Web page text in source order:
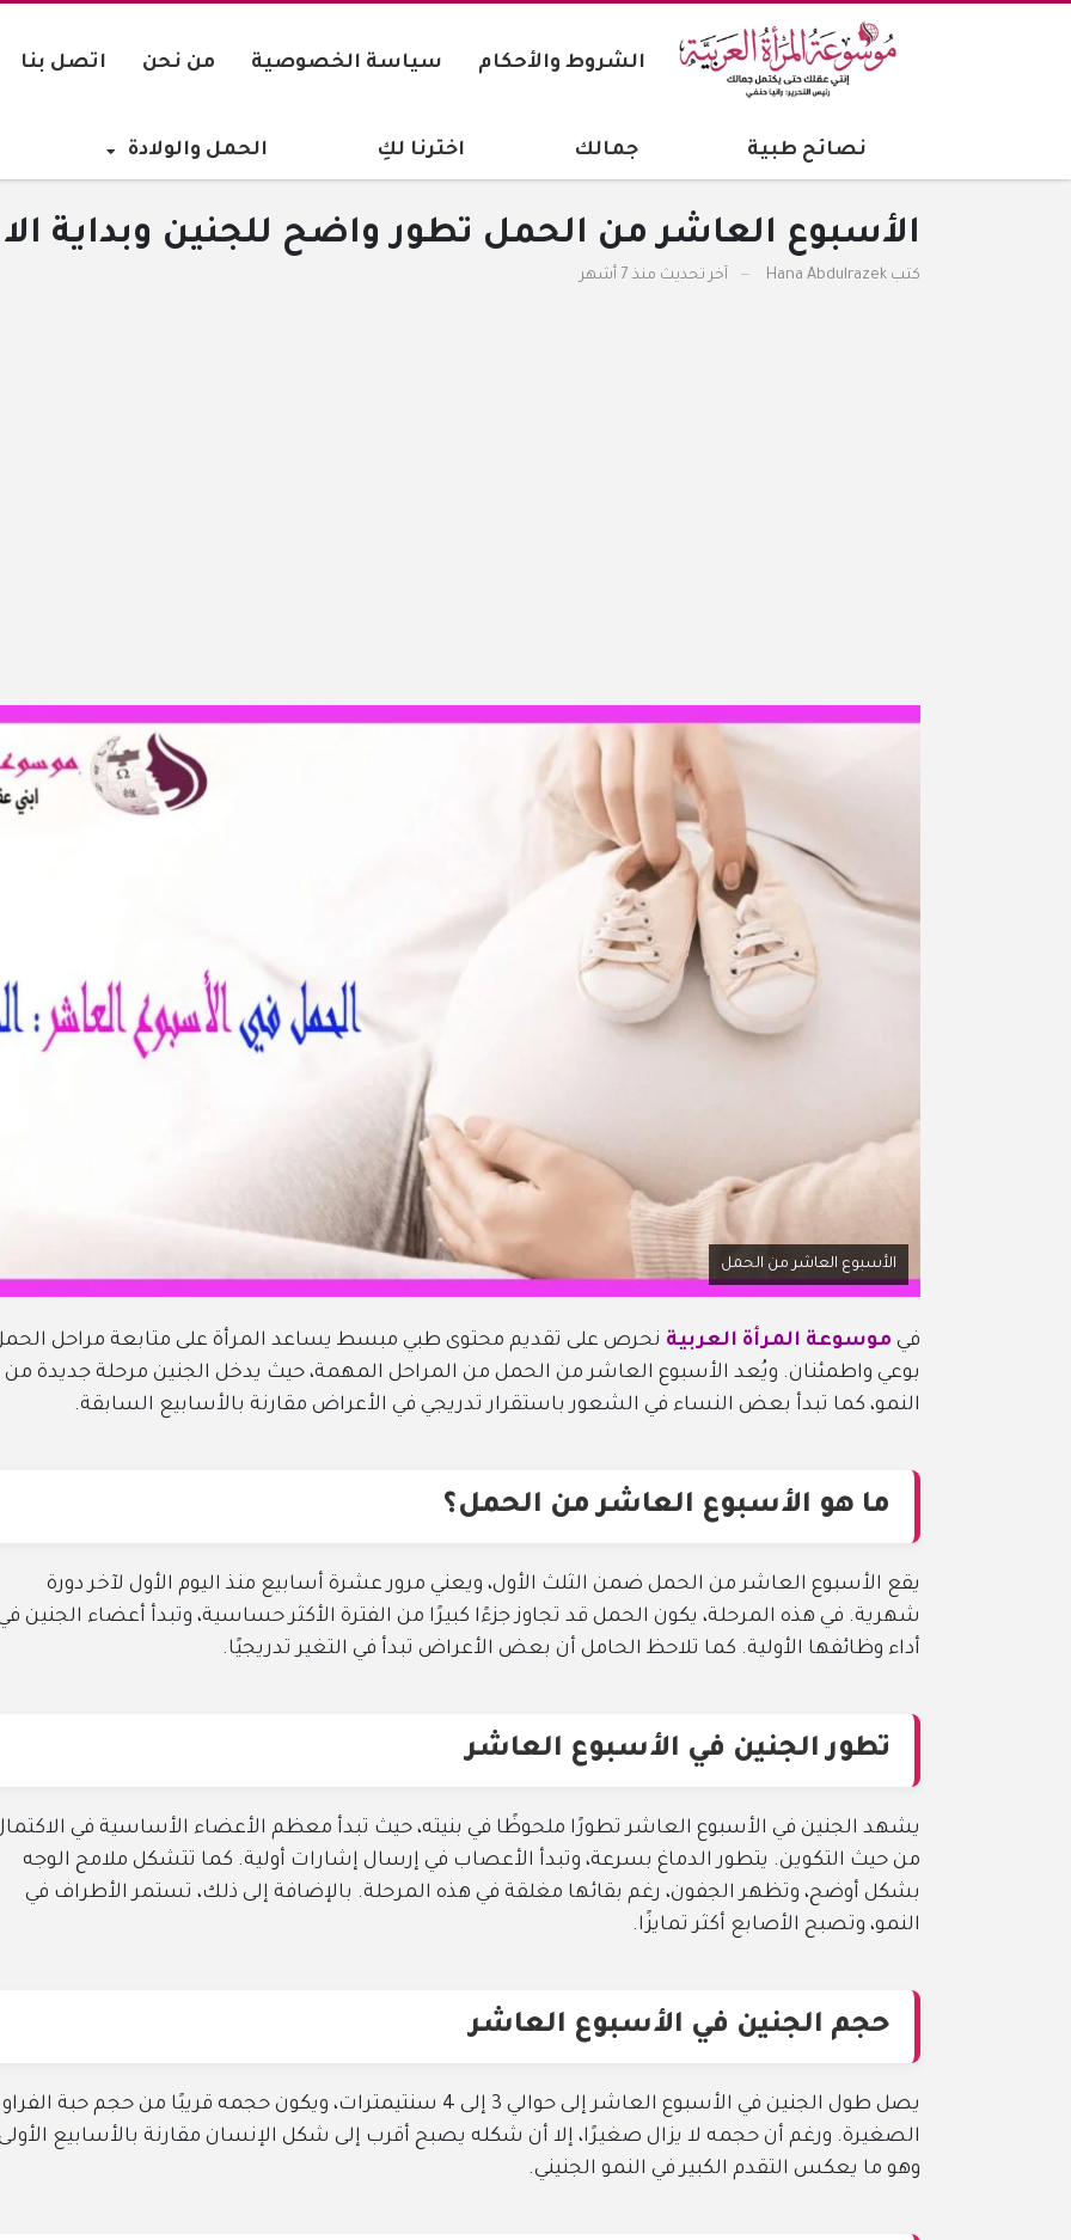
الشروط والأحكام سياسة الخصوصية من نحن اتصل بنا
نصائح طبية جمالك اخترنا لكِ الحمل والولادة
الأسبوع العاشر من الحمل تطور واضح للجنين وبداية
كتب Hana Abdulrazek آخر تحديث منذ 7 أشهر
الأسبوع العاشر من الحمل
في موسوعة المرأة العربية نحرص على تقديم محتوى طبي مبسط يساعد المرأة على متابعة مراحل
بوعي واطمئنان. ويُعد الأسبوع العاشر من الحمل من المراحل المهمة، حيث يدخل الجنين مرحلة جديدة من
النمو، كما تبدأ بعض النساء في الشعور باستقرار تدريجي في الأعراض مقارنة بالأسابيع السابقة.
ما هو الأسبوع العاشر من الحمل؟
يقع الأسبوع العاشر من الحمل ضمن الثلث الأول، ويعني مرور عشرة أسابيع منذ اليوم الأول لآخر دورة
شهرية. في هذه المرحلة، يكون الحمل قد تجاوز جزءًا كبيرًا من الفترة الأكثر حساسية، وتبدأ أعضاء الجنين
أداء وظائفها الأولية. كما تلاحظ الحامل أن بعض الأعراض تبدأ في التغير تدريجيًا.
تطور الجنين في الأسبوع العاشر
يشهد الجنين في الأسبوع العاشر تطورًا ملحوظًا في بنيته، حيث تبدأ معظم الأعضاء الأساسية في
من حيث التكوين. يتطور الدماغ بسرعة، وتبدأ الأعصاب في إرسال إشارات أولية. كما تتشكل ملامح الوجه
بشكل أوضح، وتظهر الجفون، رغم بقائها مغلقة في هذه المرحلة. بالإضافة إلى ذلك، تستمر الأطراف في
النمو، وتصبح الأصابع أكثر تمايزًا.
حجم الجنين في الأسبوع العاشر
يصل طول الجنين في الأسبوع العاشر إلى حوالي 3 إلى 4 سنتيمترات، ويكون حجمه قريبًا من حجم حبة
الصغيرة. ورغم أن حجمه لا يزال صغيرًا، إلا أن شكله يصبح أقرب إلى شكل الإنسان مقارنة بالأسابيع
وهو ما يعكس التقدم الكبير في النمو الجنيني.